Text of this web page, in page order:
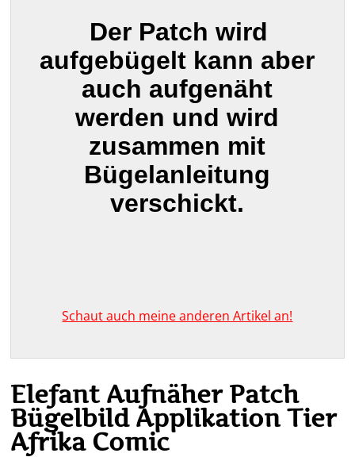
Der Patch wird
aufgebügelt kann aber
auch aufgenäht
werden und wird
zusammen mit
Bügelanleitung
verschickt.
Schaut auch meine anderen Artikel an!
Elefant Aufnäher Patch
Bügelbild Applikation Tier
Afrika Comic